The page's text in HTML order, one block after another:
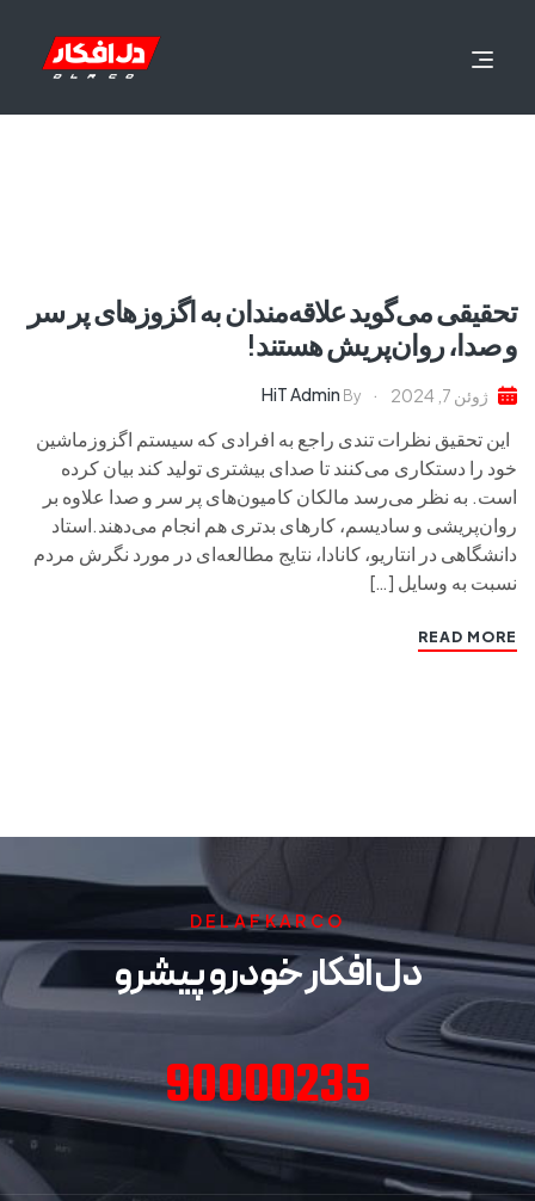
تحقیقی می‌گوید علاقه‌مندان به اگزوزهای پر سر
و صدا، روان‌پریش هستند!
ژوئن 7, 2024 By
HiT Admin
این تحقیق نظرات تندی راجع به افرادی که سیستم اگزوزماشین
خود را دستکاری می‌کنند تا صدای بیشتری تولید کند بیان کرده
است. به نظر می‌رسد مالکان کامیون‌های پر سر و صدا علاوه بر
روان‌پریشی و سادیسم، کارهای بدتری هم انجام می‌دهند.استاد
دانشگاهی در انتاریو، کانادا، نتایج مطالعه‌ای در مورد نگرش مردم
نسبت به وسایل […]
READ MORE
DELAFKARCO
دل افکار خودرو پیشرو
90000235